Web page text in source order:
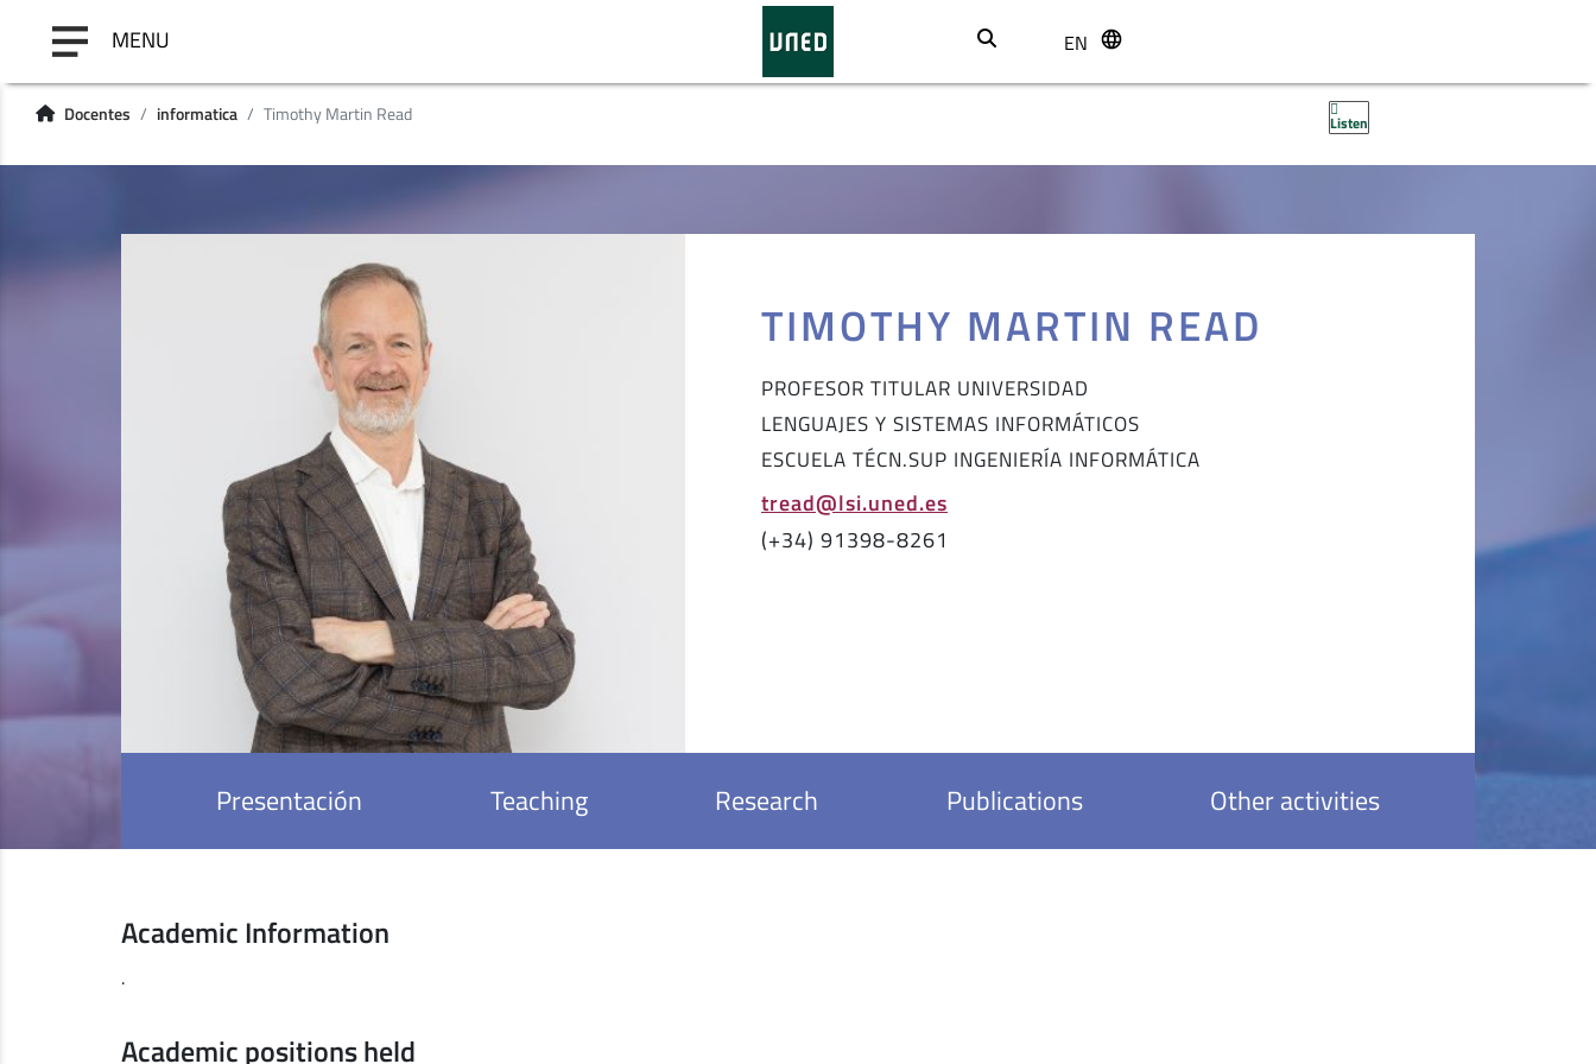
MENU BuscarEN
Docentes informatica Timothy Martin Read Listen
Presentación Teaching Research Publications Other activities
TIMOTHY MARTIN READ
PROFESOR TITULAR UNIVERSIDAD
LENGUAJES Y SISTEMAS INFORMÁTICOS
ESCUELA TÉCN.SUP INGENIERÍA INFORMÁTICA
tread@lsi.uned.es
(+34) 91398-8261
Academic Information
.
Academic positions held